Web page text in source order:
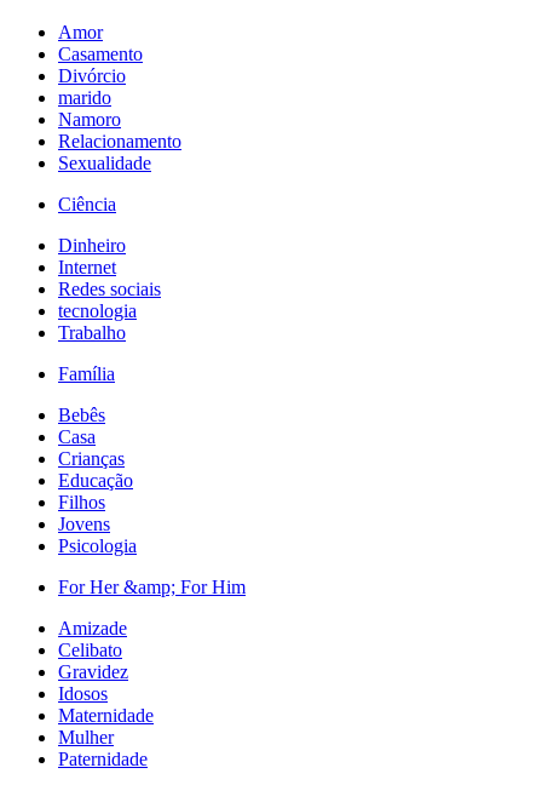
Amor
Casamento
Divórcio
marido
Namoro
Relacionamento
Sexualidade
Ciência
Dinheiro
Internet
Redes sociais
tecnologia
Trabalho
Família
Bebês
Casa
Crianças
Educação
Filhos
Jovens
Psicologia
For Her &amp; For Him
Amizade
Celibato
Gravidez
Idosos
Maternidade
Mulher
Paternidade